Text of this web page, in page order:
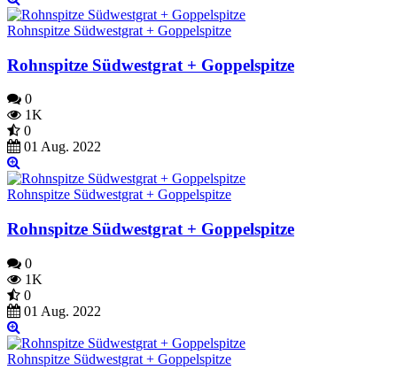
Rohnspitze Südwestgrat + Goppelspitze
Rohnspitze Südwestgrat + Goppelspitze
0
1K
0
01 Aug. 2022
Rohnspitze Südwestgrat + Goppelspitze
Rohnspitze Südwestgrat + Goppelspitze
0
1K
0
01 Aug. 2022
Rohnspitze Südwestgrat + Goppelspitze